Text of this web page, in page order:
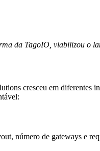
da TagoIO, viabilizou o
cresceu em diferentes
número de gateways e